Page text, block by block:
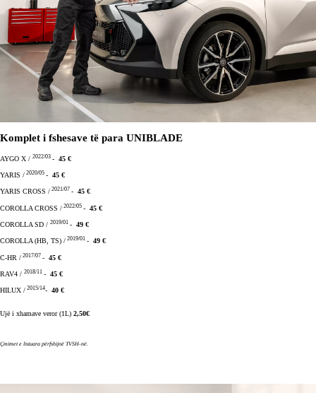
Komplet i fshesave të para UNIBLADE
AYGO X / 2022/03 - 45 €
YARIS / 2020/05 - 45 €
YARIS CROSS / 2021/07 - 45 €
COROLLA CROSS / 2022/05 - 45 €
COROLLA SD / 2019/01 - 49 €
COROLLA (HB, TS) / 2019/01 - 49 €
C-HR / 2017/07 - 45 €
RAV4 / 2018/11 - 45 €
HILUX / 2015/14- 40 €
Ujë i xhamave veror (1L) 2,50€
Çmimet e listuara përfshijnë TVSH-në.